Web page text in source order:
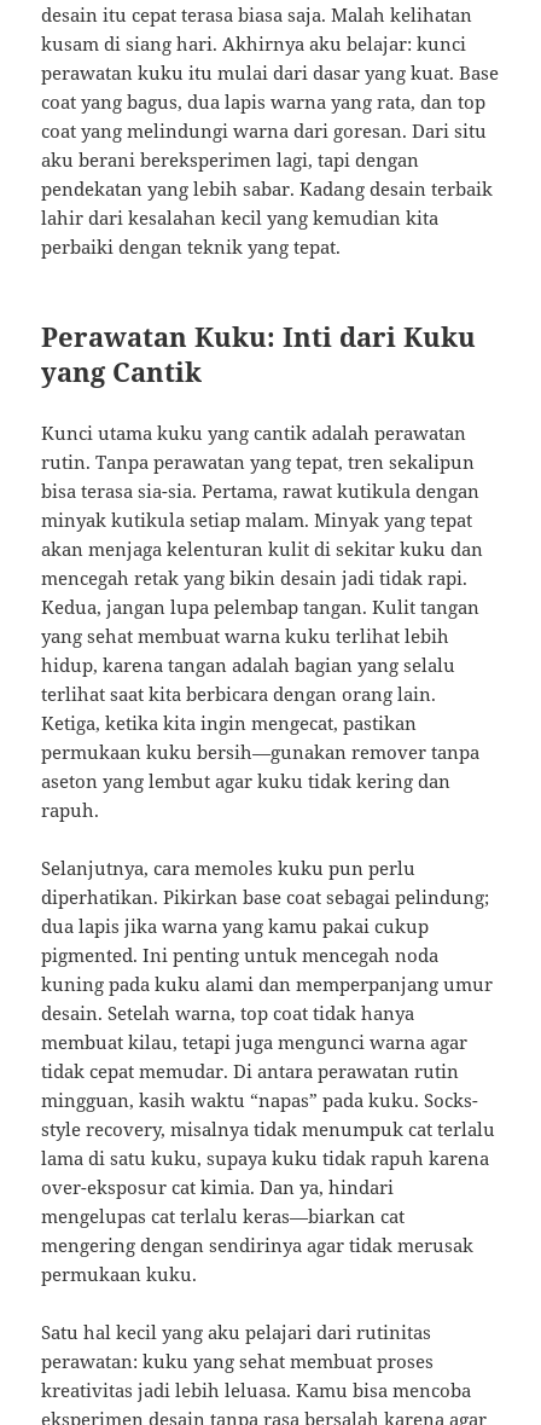
desain itu cepat terasa biasa saja. Malah kelihatan
kusam di siang hari. Akhirnya aku belajar: kunci
perawatan kuku itu mulai dari dasar yang kuat. Base
coat yang bagus, dua lapis warna yang rata, dan top
coat yang melindungi warna dari goresan. Dari situ
aku berani bereksperimen lagi, tapi dengan
pendekatan yang lebih sabar. Kadang desain terbaik
lahir dari kesalahan kecil yang kemudian kita
perbaiki dengan teknik yang tepat.
Perawatan Kuku: Inti dari Kuku
yang Cantik
Kunci utama kuku yang cantik adalah perawatan
rutin. Tanpa perawatan yang tepat, tren sekalipun
bisa terasa sia-sia. Pertama, rawat kutikula dengan
minyak kutikula setiap malam. Minyak yang tepat
akan menjaga kelenturan kulit di sekitar kuku dan
mencegah retak yang bikin desain jadi tidak rapi.
Kedua, jangan lupa pelembap tangan. Kulit tangan
yang sehat membuat warna kuku terlihat lebih
hidup, karena tangan adalah bagian yang selalu
terlihat saat kita berbicara dengan orang lain.
Ketiga, ketika kita ingin mengecat, pastikan
permukaan kuku bersih—gunakan remover tanpa
aseton yang lembut agar kuku tidak kering dan
rapuh.
Selanjutnya, cara memoles kuku pun perlu
diperhatikan. Pikirkan base coat sebagai pelindung;
dua lapis jika warna yang kamu pakai cukup
pigmented. Ini penting untuk mencegah noda
kuning pada kuku alami dan memperpanjang umur
desain. Setelah warna, top coat tidak hanya
membuat kilau, tetapi juga mengunci warna agar
tidak cepat memudar. Di antara perawatan rutin
mingguan, kasih waktu “napas” pada kuku. Socks-
style recovery, misalnya tidak menumpuk cat terlalu
lama di satu kuku, supaya kuku tidak rapuh karena
over-eksposur cat kimia. Dan ya, hindari
mengelupas cat terlalu keras—biarkan cat
mengering dengan sendirinya agar tidak merusak
permukaan kuku.
Satu hal kecil yang aku pelajari dari rutinitas
perawatan: kuku yang sehat membuat proses
kreativitas jadi lebih leluasa. Kamu bisa mencoba
eksperimen desain tanpa rasa bersalah karena agar